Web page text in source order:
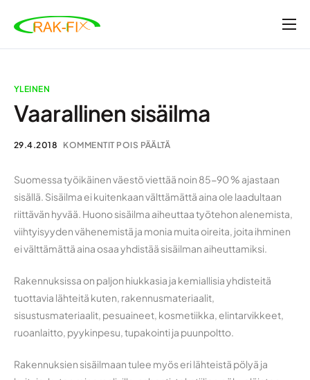
Etusivu
Valvonta- ja rakennuttamispalvelut
Ota yhteyttä
YLEINEN
Vaarallinen sisäilma
29.4.2018 KOMMENTIT POIS PÄÄLTÄ
Suomessa työikäinen väestö viettää noin 85-90 % ajastaan
sisällä. Sisäilma ei kuitenkaan välttämättä aina ole laadultaan
riittävän hyvää. Huono sisäilma aiheuttaa työtehon alenemista,
viihtyisyyden vähenemistä ja monia muita oireita, joita ihminen
ei välttämättä aina osaa yhdistää sisäilman aiheuttamiksi.
Rakennuksissa on paljon hiukkasia ja kemiallisia yhdisteitä
tuottavia lähteitä kuten, rakennusmateriaalit,
sisustusmateriaalit, pesuaineet, kosmetiikka, elintarvikkeet,
ruoanlaitto, pyykinpesu, tupakointi ja puunpoltto.
Rakennuksien sisäilmaan tulee myös eri lähteistä pölyä ja